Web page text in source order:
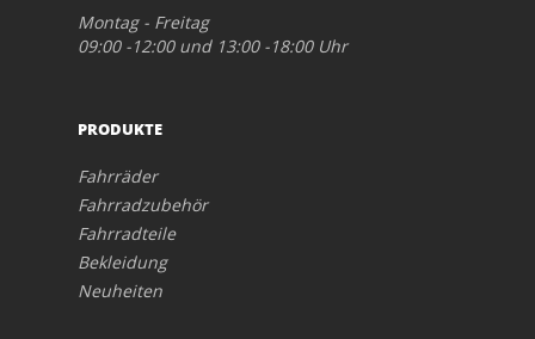
Montag - Freitag
09:00 -12:00 und 13:00 -18:00 Uhr
PRODUKTE
Fahrräder
Fahrradzubehör
Fahrradteile
Bekleidung
Neuheiten